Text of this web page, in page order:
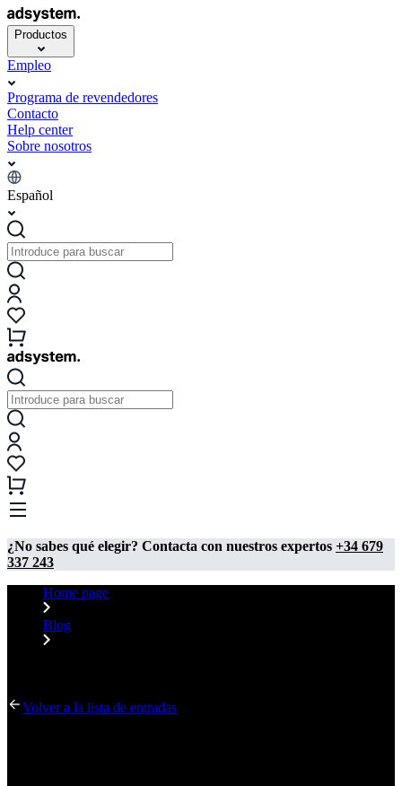
Productos
Empleo
Programa de revendedores
Contacto
Help center
Sobre nosotros
Español
¿No sabes qué elegir? Contacta con nuestros expertos +34 679
337 243
Home page
Blog
Volver a la lista de entradas